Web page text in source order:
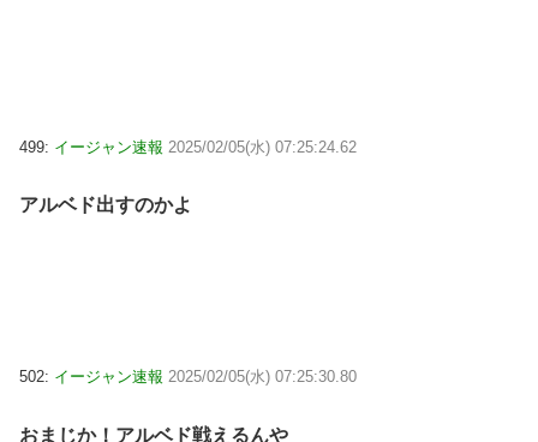
499: イージャン速報 2025/02/05(水) 07:25:24.62
アルベド出すのかよ
502: イージャン速報 2025/02/05(水) 07:25:30.80
おまじか！アルベド戦えるんや